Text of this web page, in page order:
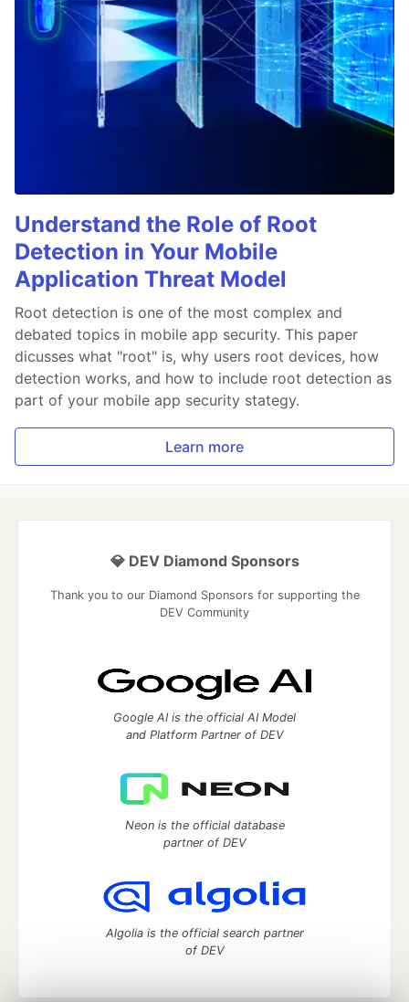
Understand the Role of Root
Detection in Your Mobile
Application Threat Model
Root detection is one of the most complex and
debated topics in mobile app security. This paper
dicusses what "root" is, why users root devices, how
detection works, and how to include root detection as
part of your mobile app security stategy.
Learn more
💎 DEV Diamond Sponsors
Thank you to our Diamond Sponsors for supporting the
DEV Community
Google AI is the official AI Model
and Platform Partner of DEV
Neon is the official database
partner of DEV
Algolia is the official search partner
of DEV